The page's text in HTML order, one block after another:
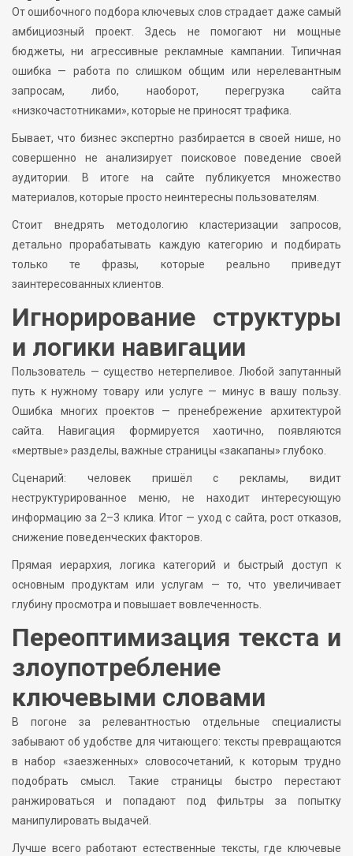
От ошибочного подбора ключевых слов страдает даже самый
амбициозный проект. Здесь не помогают ни мощные
бюджеты, ни агрессивные рекламные кампании. Типичная
ошибка — работа по слишком общим или нерелевантным
запросам, либо, наоборот, перегрузка сайта
«низкочастотниками», которые не приносят трафика.
Бывает, что бизнес экспертно разбирается в своей нише, но
совершенно не анализирует поисковое поведение своей
аудитории. В итоге на сайте публикуется множество
материалов, которые просто неинтересны пользователям.
Стоит внедрять методологию кластеризации запросов,
детально прорабатывать каждую категорию и подбирать
только те фразы, которые реально приведут
заинтересованных клиентов.
Игнорирование структуры
и логики навигации
Пользователь — существо нетерпеливое. Любой запутанный
путь к нужному товару или услуге — минус в вашу пользу.
Ошибка многих проектов — пренебрежение архитектурой
сайта. Навигация формируется хаотично, появляются
«мертвые» разделы, важные страницы «закапаны» глубоко.
Сценарий: человек пришёл с рекламы, видит
неструктурированное меню, не находит интересующую
информацию за 2–3 клика. Итог — уход с сайта, рост отказов,
снижение поведенческих факторов.
Прямая иерархия, логика категорий и быстрый доступ к
основным продуктам или услугам — то, что увеличивает
глубину просмотра и повышает вовлеченность.
Переоптимизация текста и
злоупотребление
ключевыми словами
В погоне за релевантностью отдельные специалисты
забывают об удобстве для читающего: тексты превращаются
в набор «заезженных» словосочетаний, к которым трудно
подобрать смысл. Такие страницы быстро перестают
ранжироваться и попадают под фильтры за попытку
манипулировать выдачей.
Лучше всего работают естественные тексты, где ключевые